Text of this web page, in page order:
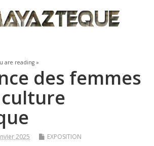
are reading »
des femmes
2025 EXPOSITION